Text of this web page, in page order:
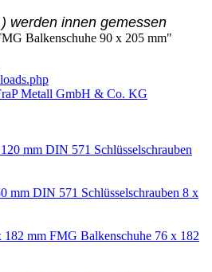
werden innen gemessen
Balkenschuhe 90 x 205 mm"
Metall GmbH & Co. KG
Schlüsselschrauben
Schlüsselschrauben 8 x
FMG Balkenschuhe 76 x 182